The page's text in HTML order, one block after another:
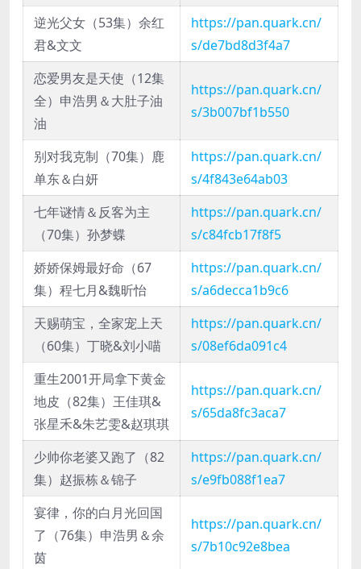
逆光父女（53集）余红
君&文文
https://pan.quark.cn/
s/de7bd8d3f4a7
恋爱男友是天使（12集
全）申浩男＆大肚子油
油
https://pan.quark.cn/
s/3b007bf1b550
别对我克制（70集）鹿
单东＆白妍
https://pan.quark.cn/
s/4f843e64ab03
七年谜情＆反客为主
（70集）孙梦蝶
https://pan.quark.cn/
s/c84fcb17f8f5
娇娇保姆最好命（67
集）程七月&魏昕怡
https://pan.quark.cn/
s/a6decca1b9c6
天赐萌宝，全家宠上天
（60集）丁晓&刘小喵
https://pan.quark.cn/
s/08ef6da091c4
重生2001开局拿下黄金
地皮（82集）王佳琪&
张星禾&朱艺雯&赵琪琪
https://pan.quark.cn/
s/65da8fc3aca7
少帅你老婆又跑了（82
集）赵振栋＆锦子
https://pan.quark.cn/
s/e9fb088f1ea7
宴律，你的白月光回国
了（76集）申浩男＆余
茵
https://pan.quark.cn/
s/7b10c92e8bea